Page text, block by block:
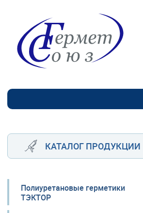
КАТАЛОГ ПРОДУКЦИИ
Полиуретановые герметики
ТЭКТОР